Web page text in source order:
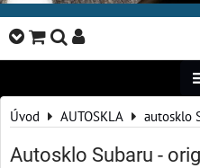
Úvod AUTOSKLA autosklo
Autosklo Subaru -